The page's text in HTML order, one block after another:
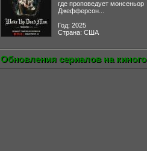
где проповедует монсеньор
Джефферсон...
Год: 2025
Страна: США
Обновления сериалов на киного